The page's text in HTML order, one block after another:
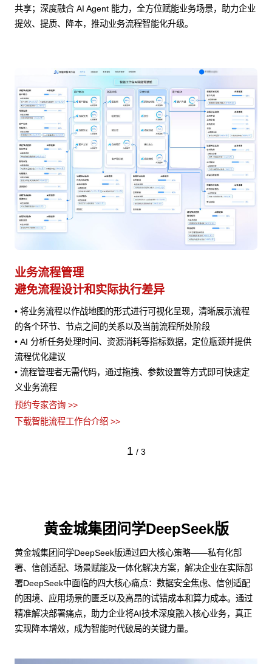
共享；深度融合 AI Agent 能力，全方位赋能业务场景，助力企业
提效、提质、降本，推动业务流程智能化升级。
业务流程管理
避免流程设计和实际执行差异
• 将业务流程以作战地图的形式进行可视化呈现，清晰展示流程
的各个环节、节点之间的关系以及当前流程所处阶段
• AI 分析任务处理时间、资源消耗等指标数据，定位瓶颈并提供
流程优化建议
• 流程管理者无需代码，通过拖拽、参数设置等方式即可快速定
义业务流程
预约专家咨询 >>
下载智能流程工作台介绍 >>
1 / 3
黄金城集团问学DeepSeek版
黄金城集团问学DeepSeek版通过四大核心策略——私有化部
署、信创适配、场景赋能及一体化解决方案，解决企业在实际部
署DeepSeek中面临的四大核心痛点：数据安全焦虑、信创适配
的困境、应用场景的匮乏以及高昂的试错成本和算力成本。通过
精准解决部署痛点，助力企业将AI技术深度融入核心业务，真正
实现降本增效，成为智能时代破局的关键力量。